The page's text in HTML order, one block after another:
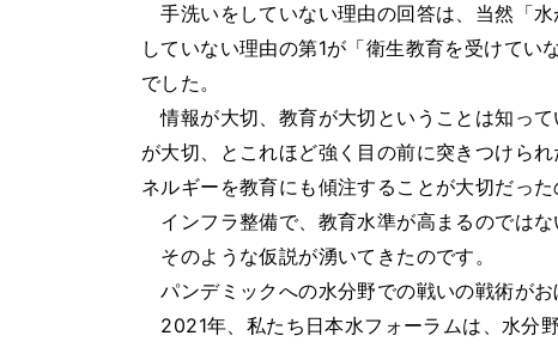
手洗いをしていない理由の回答は、当然「
していない理由の第1が「衛生教育を受けて
でした。
情報が大切、教育が大切ということは知っ
が大切、とこれほど強く目の前に突きつけら
ネルギーを教育にも傾注することが大切だった
インフラ整備で、教育水準が高まるのではな
そのような仮説が湧いてきたのです。
パンデミックへの水分野での戦いの戦術がお
2021年、私たち日本水フォーラムは、水分